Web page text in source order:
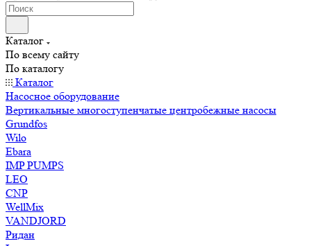
Каталог
По всему сайту
По каталогу
Каталог
Насосное оборудование
Вертикальные многоступенчатые центробежные насосы
Grundfos
Wilo
Ebara
IMP PUMPS
LEO
CNP
WellMix
VANDJORD
Ридан